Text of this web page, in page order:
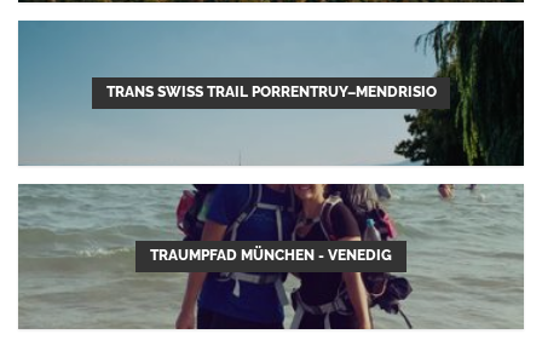
TRANS SWISS TRAIL PORRENTRUY–MENDRISIO
TRAUMPFAD MÜNCHEN - VENEDIG